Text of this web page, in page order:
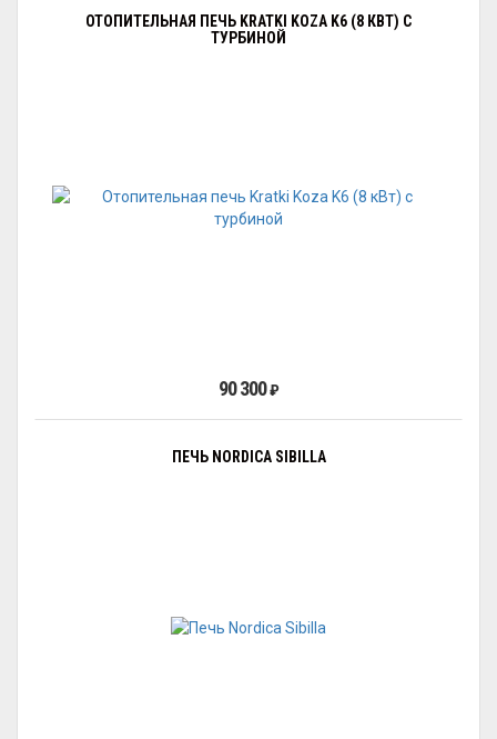
ОТОПИТЕЛЬНАЯ ПЕЧЬ KRATKI KOZA K6 (8 КВТ) С
ТУРБИНОЙ
90 300₽
ПЕЧЬ NORDICA SIBILLA